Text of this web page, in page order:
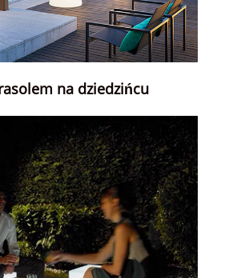
na dziedzińcu